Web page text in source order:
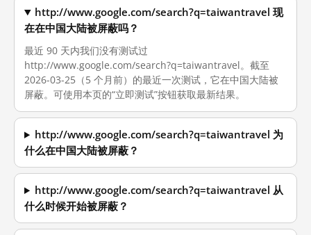
http://www.google.com/search?q=taiwantravel 现
在在中国大陆被屏蔽吗？
最近 90 天内我们没有测试过
http://www.google.com/search?q=taiwantravel。截至
2026-03-25（5 个月前）的最近一次测试，它在中国大陆被
屏蔽。可使用本页的“立即测试”按钮获取最新结果。
http://www.google.com/search?q=taiwantravel 为
什么在中国大陆被屏蔽？
http://www.google.com/search?q=taiwantravel 从
什么时候开始被屏蔽？